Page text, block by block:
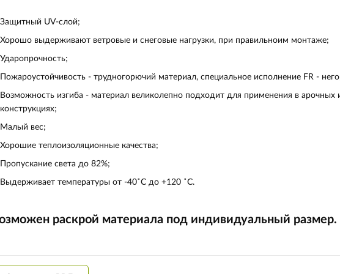
Защитный UV-слой;
Хорошо выдерживают ветровые и снеговые нагрузки, при правильноим монтаже;
Ударопрочность;
Пожароустойчивость - трудногорючий материал, специальное исполнение FR -
Возможность изгиба - материал великолепно подходит для применения в арочных
конструкциях;
Малый вес;
Хорошие теплоизоляционные качества;
Пропускание света до 82%;
Выдерживает температуры от ‐40˚С до +120 ˚С.
раскрой материала под индивидуальный размер.